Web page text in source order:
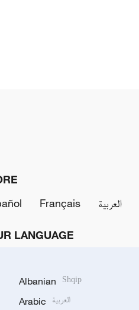
Français العربية
LANGUAGE
Albanian Shqip
Arabic العربية